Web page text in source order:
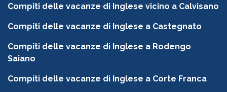
Compiti delle vacanze di Inglese vicino a Calvisano
Compiti delle vacanze di Inglese a Castegnato
Compiti delle vacanze di Inglese a Rodengo
Saiano
Compiti delle vacanze di Inglese a Corte Franca